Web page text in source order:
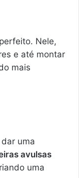
Nele,
e até montar
mais
uma
avulsas
uma